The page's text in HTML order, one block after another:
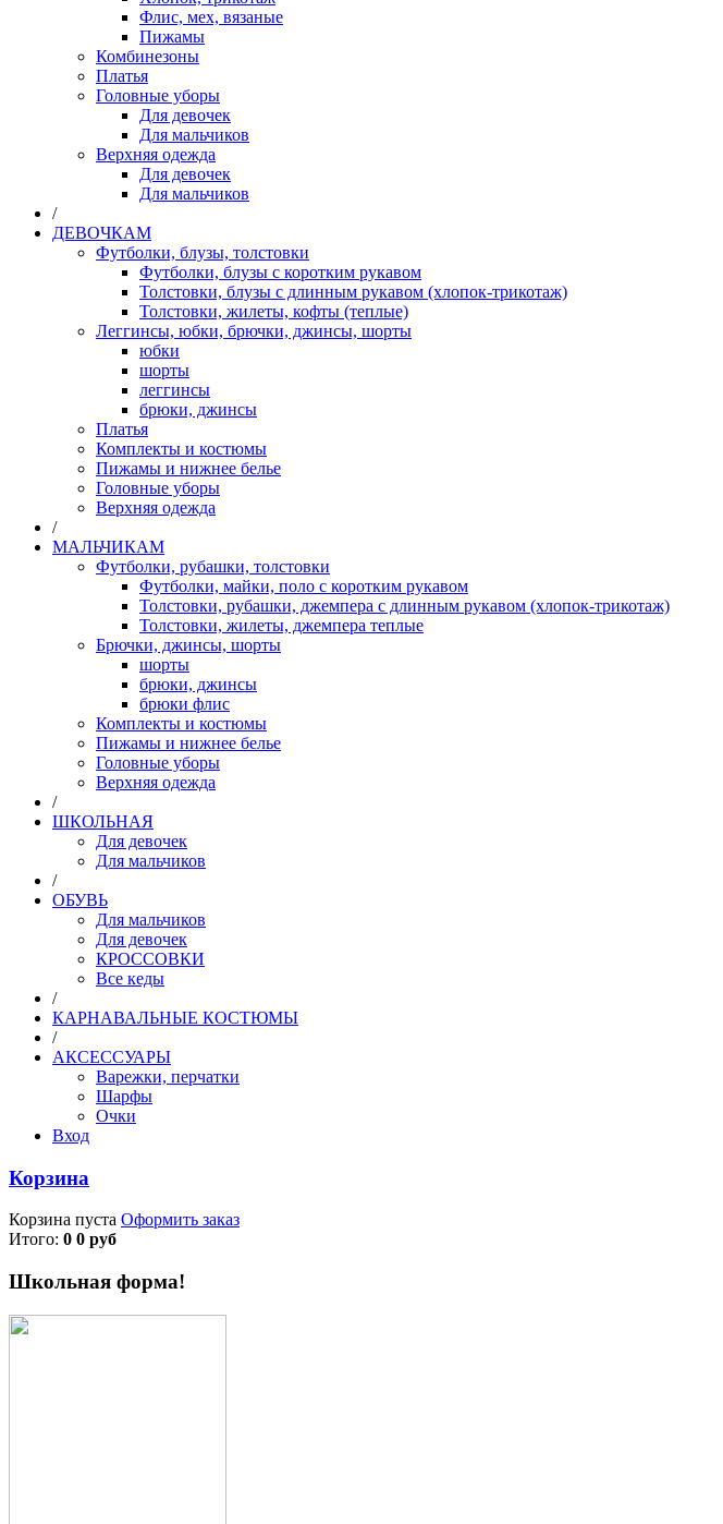
Флис, мех, вязаные
Пижамы
Комбинезоны
Платья
Головные уборы
Для девочек
Для мальчиков
Верхняя одежда
Для девочек
Для мальчиков
/
ДЕВОЧКАМ
Футболки, блузы, толстовки
Футболки, блузы с коротким рукавом
Толстовки, блузы с длинным рукавом (хлопок-трикотаж)
Толстовки, жилеты, кофты (теплые)
Леггинсы, юбки, брючки, джинсы, шорты
юбки
шорты
леггинсы
брюки, джинсы
Платья
Комплекты и костюмы
Пижамы и нижнее белье
Головные уборы
Верхняя одежда
/
МАЛЬЧИКАМ
Футболки, рубашки, толстовки
Футболки, майки, поло с коротким рукавом
Толстовки, рубашки, джемпера с длинным рукавом (хлопок-трикотаж)
Толстовки, жилеты, джемпера теплые
Брючки, джинсы, шорты
шорты
брюки, джинсы
брюки флис
Комплекты и костюмы
Пижамы и нижнее белье
Головные уборы
Верхняя одежда
/
ШКОЛЬНАЯ
Для девочек
Для мальчиков
/
ОБУВЬ
Для мальчиков
Для девочек
КРОССОВКИ
Все кеды
/
КАРНАВАЛЬНЫЕ КОСТЮМЫ
/
АКСЕССУАРЫ
Варежки, перчатки
Шарфы
Очки
Вход
Корзина
Корзина пуста Оформить заказ
Итого: 0 0 руб
Школьная форма!